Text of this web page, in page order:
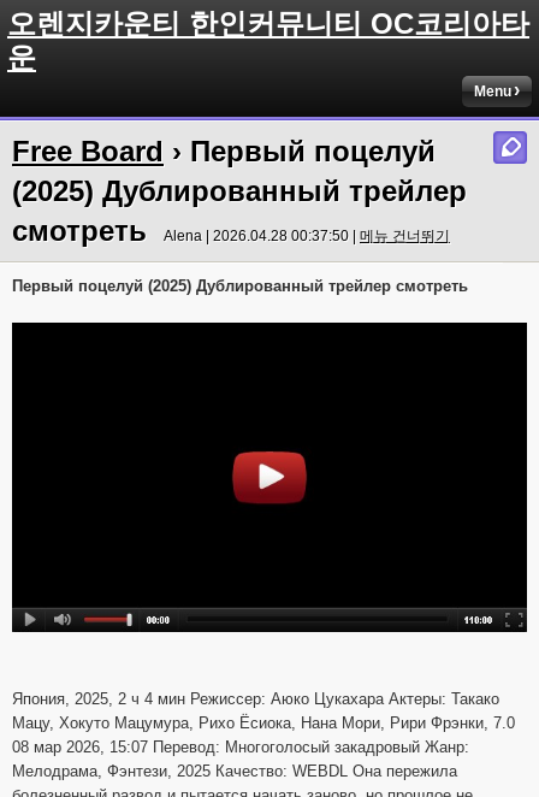
오렌지카운티 한인커뮤니티 OC코리아타
운
Menu
Free Board › Первый поцелуй
(2025) Дублированный трейлер
смотреть
Alena | 2026.04.28 00:37:50 | 메뉴 건너뛰기
Первый поцелуй (2025) Дублированный трейлер смотреть
Япония, 2025, 2 ч 4 мин Режиссер: Аюко Цукахара Актеры: Такако
Мацу, Хокуто Мацумура, Рихо Ёсиока, Нана Мори, Рири Фрэнки, 7.0
08 мар 2026, 15:07 Перевод: Многоголосый закадровый Жанр:
Мелодрама, Фэнтези, 2025 Качество: WEBDL Она пережила